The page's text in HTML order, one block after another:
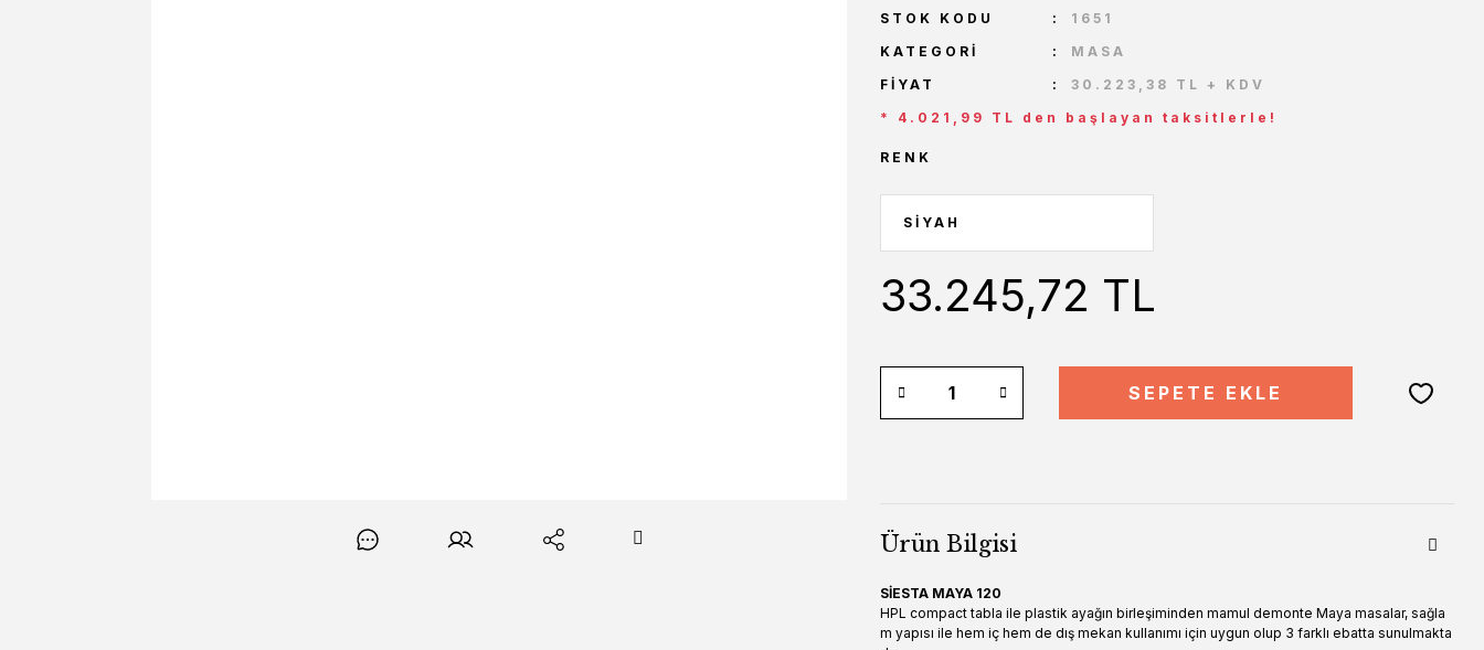
STOK KODU
1651
KATEGORI
MASA
FIYAT
30.223,38 TL + KDV
* 4.021,99 TL den başlayan taksitlerle!
RENK
33.245,72 TL
SEPETE EKLE
Ürün Bilgisi
SİESTA MAYA 120
HPL compact tabla ile plastik ayağın birleşiminden mamul demonte Maya masalar, sağla
m yapısı ile hem iç hem de dış mekan kullanımı için uygun olup 3 farklı ebatta sunulmakta